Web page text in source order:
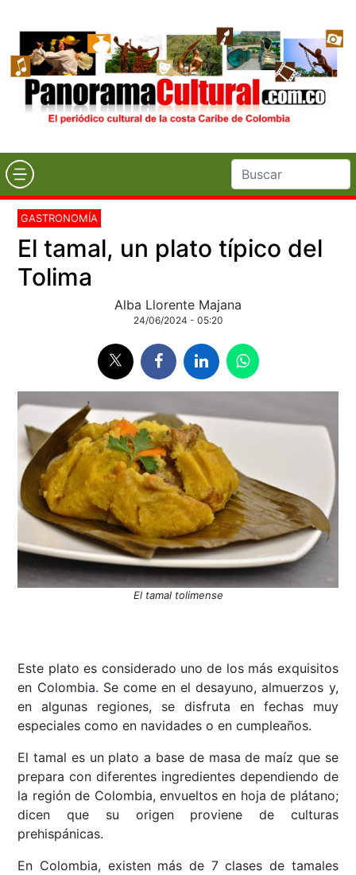
GASTRONOMÍA
El tamal, un plato típico del
Tolima
Alba Llorente Majana
24/06/2024 - 05:20
El tamal tolimense
Este plato es considerado uno de los más exquisitos
en Colombia. Se come en el desayuno, almuerzos y,
en algunas regiones, se disfruta en fechas muy
especiales como en navidades o en cumpleaños.
El tamal es un plato a base de masa de maíz que se
prepara con diferentes ingredientes dependiendo de
la región de Colombia, envueltos en hoja de plátano;
dicen que su origen proviene de culturas
prehispánicas.
En Colombia, existen más de 7 clases de tamales